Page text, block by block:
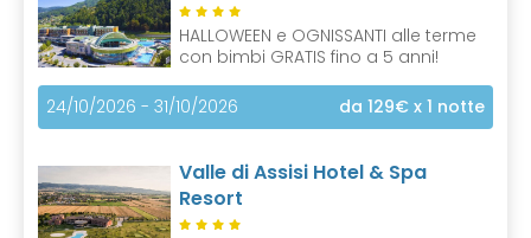
HALLOWEEN e OGNISSANTI alle terme
con bimbi GRATIS fino a 5 anni!
24/10/2026 - 31/10/2026 da 129€ x 1 notte
Valle di Assisi Hotel & Spa
Resort